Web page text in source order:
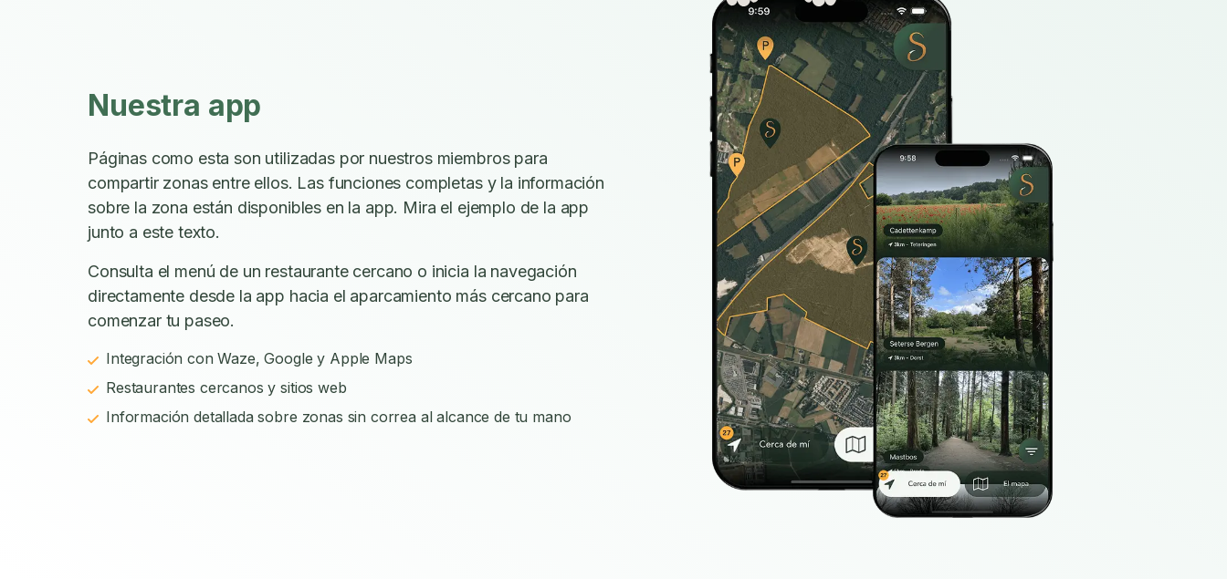
Nuestra app
Páginas como esta son utilizadas por nuestros miembros para
compartir zonas entre ellos. Las funciones completas y la información
sobre la zona están disponibles en la app. Mira el ejemplo de la app
junto a este texto.
Consulta el menú de un restaurante cercano o inicia la navegación
directamente desde la app hacia el aparcamiento más cercano para
comenzar tu paseo.
Integración con Waze, Google y Apple Maps
Restaurantes cercanos y sitios web
Información detallada sobre zonas sin correa al alcance de tu mano